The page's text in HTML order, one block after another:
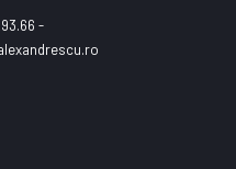
-